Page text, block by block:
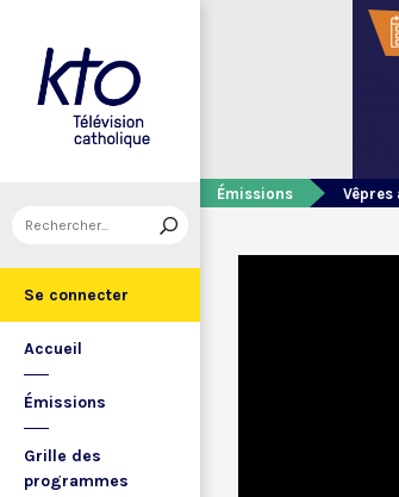
Se connecter
Accueil
Émissions
Grille des
programmes
Émissions Vêpres